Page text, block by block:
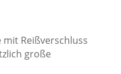
mit Reißverschluss
große